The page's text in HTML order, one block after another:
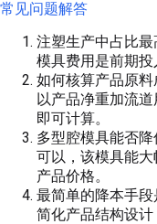
常见问题解答
注塑生产中占比最
模具费用是前期投
如何核算产品原料
以产品净重加流
即可计算。
多型腔模具能否
可以，该模具能
产品价格。
最简单的降本手段
简化产品结构设计